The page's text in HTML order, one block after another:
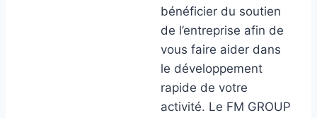
bénéficier du soutien
de l’entreprise afin de
vous faire aider dans
le développement
rapide de votre
activité. Le FM GROUP